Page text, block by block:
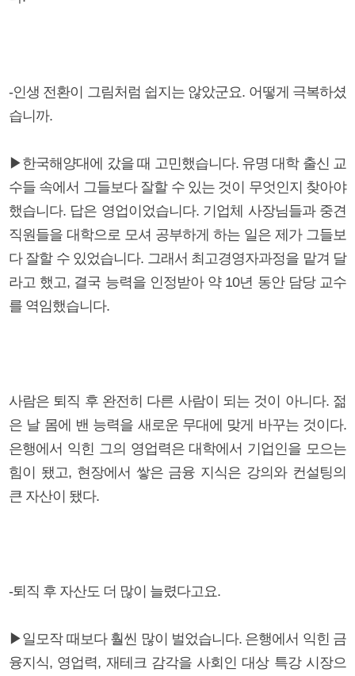
-인생 전환이 그림처럼 쉽지는 않았군요. 어떻게 극복하셨
습니까.
▶한국해양대에 갔을 때 고민했습니다. 유명 대학 출신 교
수들 속에서 그들보다 잘할 수 있는 것이 무엇인지 찾아야
했습니다. 답은 영업이었습니다. 기업체 사장님들과 중견
직원들을 대학으로 모셔 공부하게 하는 일은 제가 그들보
다 잘할 수 있었습니다. 그래서 최고경영자과정을 맡겨 달
라고 했고, 결국 능력을 인정받아 약 10년 동안 담당 교수
를 역임했습니다.
사람은 퇴직 후 완전히 다른 사람이 되는 것이 아니다. 젊
은 날 몸에 밴 능력을 새로운 무대에 맞게 바꾸는 것이다.
은행에서 익힌 그의 영업력은 대학에서 기업인을 모으는
힘이 됐고, 현장에서 쌓은 금융 지식은 강의와 컨설팅의
큰 자산이 됐다.
-퇴직 후 자산도 더 많이 늘렸다고요.
▶일모작 때보다 훨씬 많이 벌었습니다. 은행에서 익힌 금
융지식, 영업력, 재테크 감각을 사회인 대상 특강 시장으